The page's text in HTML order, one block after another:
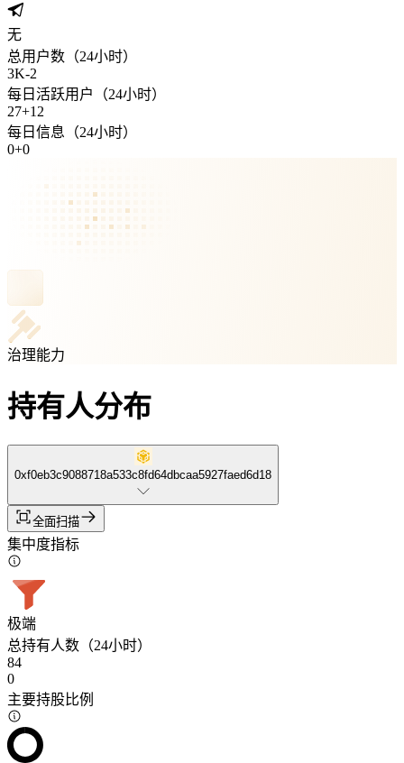
无
总用户数（24小时）
3K-2
每日活跃用户（24小时）
27+12
每日信息（24小时）
0+0
治理能力
持有人分布
0xf0eb3c9088718a533c8fd64dbcaa5927faed6d18
全面扫描
集中度指标
极端
总持有人数（24小时）
84
0
主要持股比例